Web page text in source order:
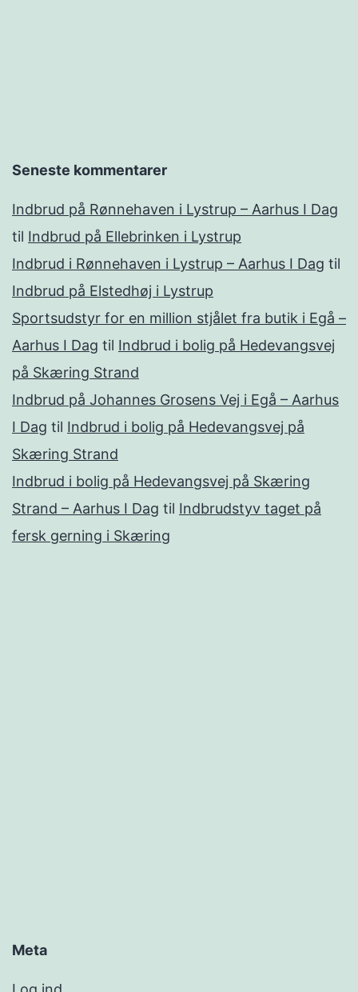
Seneste kommentarer
Indbrud på Rønnehaven i Lystrup – Aarhus I Dag
til Indbrud på Ellebrinken i Lystrup
Indbrud i Rønnehaven i Lystrup – Aarhus I Dag til
Indbrud på Elstedhøj i Lystrup
Sportsudstyr for en million stjålet fra butik i Egå –
Aarhus I Dag til Indbrud i bolig på Hedevangsvej
på Skæring Strand
Indbrud på Johannes Grosens Vej i Egå – Aarhus
I Dag til Indbrud i bolig på Hedevangsvej på
Skæring Strand
Indbrud i bolig på Hedevangsvej på Skæring
Strand – Aarhus I Dag til Indbrudstyv taget på
fersk gerning i Skæring
Meta